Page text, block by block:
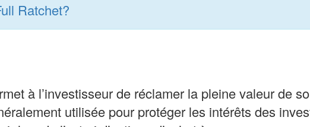
Ratchet?
à l’investisseur de réclamer la pleine valeur de
utilisée pour protéger les intérêts des